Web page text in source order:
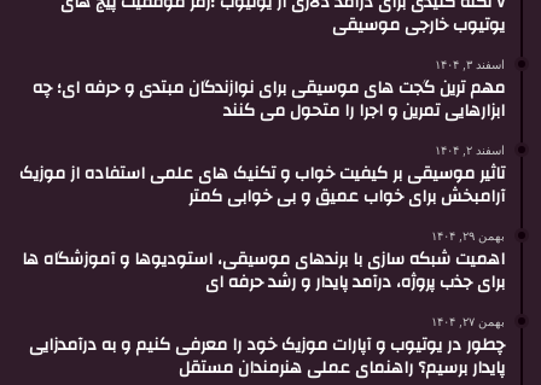
یوتیوب خارجی موسیقی
اسفند ۳, ۱۴۰۴
مهم ترین گجت های موسیقی برای نوازندگان مبتدی و حرفه ای؛ چه
ابزارهایی تمرین و اجرا را متحول می کنند
اسفند ۲, ۱۴۰۴
تاثیر موسیقی بر کیفیت خواب و تکنیک های علمی استفاده از موزیک
آرامبخش برای خواب عمیق و بی خوابی کمتر
بهمن ۲۹, ۱۴۰۴
اهمیت شبکه سازی با برندهای موسیقی، استودیوها و آموزشگاه ها
برای جذب پروژه، درآمد پایدار و رشد حرفه ای
بهمن ۲۷, ۱۴۰۴
چطور در یوتیوب و آپارات موزیک خود را معرفی کنیم و به درآمدزایی
پایدار برسیم؟ راهنمای عملی هنرمندان مستقل